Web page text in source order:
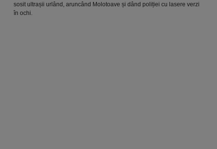
sosit ultrașii urlând, aruncând Molotoave și dând poliției cu lasere verzi
în ochi.